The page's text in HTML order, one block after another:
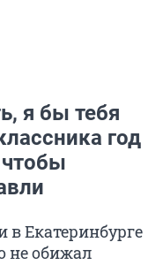
я бы тебя
год
в Екатеринбурге
не обижал